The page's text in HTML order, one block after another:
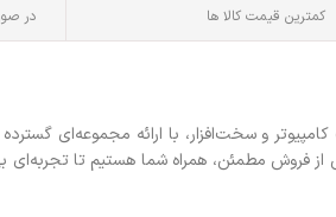
کمترین قیمت کالا ها در
و سخت‌افزار، با ارائه مجموعه‌ای گسترده
مطمئن، همراه شما هستیم تا تجربه‌ای